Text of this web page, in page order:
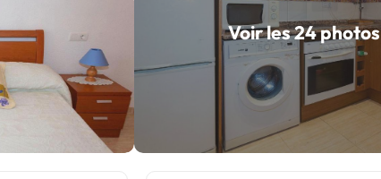
Voir les 24 photos